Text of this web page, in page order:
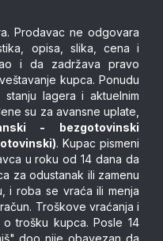
Prodavac ne odgovara
opisa, slika, cena i
i da zadržava pravo
kupca. Ponudu
lagera i aktuelnim
su za avansne uplate,
- bezgotovinski
. Kupac pismeni
u roku od 14 dana da
za odustanak ili zamenu
i roba se vraća ili menja
Troškove vraćanja i
trošku kupca. Posle 14
doo nije obavezan da